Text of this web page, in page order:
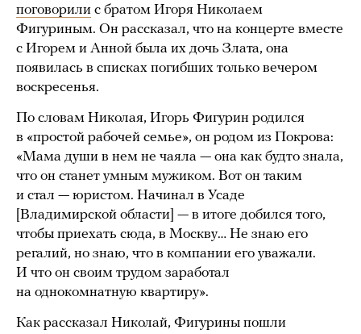
поговорили с братом Игоря Николаем
Фигуриным. Он рассказал, что на концерте вместе
с Игорем и Анной была их дочь Злата, она
появилась в списках погибших только вечером
воскресенья.
По словам Николая, Игорь Фигурин родился
в «простой рабочей семье», он родом из Покрова:
«Мама души в нем не чаяла — она как будто знала,
что он станет умным мужиком. Вот он таким
и стал — юристом. Начинал в Усаде
[Владимирской области] — в итоге добился того,
чтобы приехать сюда, в Москву… Не знаю его
регалий, но знаю, что в компании его уважали.
И что он своим трудом заработал
на однокомнатную квартиру».
Как рассказал Николай, Фигурины пошли